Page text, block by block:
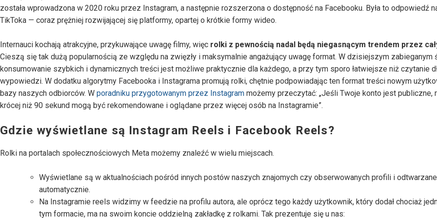
została wprowadzona w 2020 roku przez Instagram, a następnie rozszerzona o dostępność na Facebooku. Była to odpowiedź
TikToka — coraz prężniej rozwijającej się platformy, opartej o krótkie formy wideo.
Internauci kochają atrakcyjne, przykuwające uwagę filmy, więc rolki z pewnością nadal będą niegasnącym trendem przez
Cieszą się tak dużą popularnością ze względu na zwięzły i maksymalnie angażujący uwagę format. W dzisiejszym zabieganym
konsumowanie szybkich i dynamicznych treści jest możliwe praktycznie dla każdego, a przy tym sporo łatwiejsze niż czytanie
wypowiedzi. W dodatku algorytmy Facebooka i Instagrama promują rolki, chętnie podpowiadając ten format treści nowym
bazy naszych odbiorców. W poradniku przygotowanym przez Instagram możemy przeczytać: „Jeśli Twoje konto jest publiczne,
krócej niż 90 sekund mogą być rekomendowane i oglądane przez więcej osób na Instagramie”.
Gdzie wyświetlane są Instagram Reels i Facebook Reels?
Rolki na portalach społecznościowych Meta możemy znaleźć w wielu miejscach.
Wyświetlane są w aktualnościach pośród innych postów naszych znajomych czy obserwowanych profili i
automatycznie.
Na Instagramie reels widzimy w feedzie na profilu autora, ale oprócz tego każdy użytkownik, który dodał chociaż
tym formacie, ma na swoim koncie oddzielną zakładkę z rolkami. Tak prezentuje się u nas: